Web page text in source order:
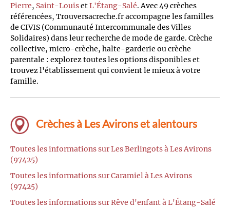
Pierre, Saint-LouisetL'Étang-Salé. Avec 49 crèches
référencées, Trouversacreche.fr accompagne les familles
de CIVIS (Communauté Intercommunale des Villes
Solidaires) dans leur recherche de mode de garde. Crèche
collective, micro-crèche, halte-garderie ou crèche
parentale : explorez toutes les options disponibles et
trouvez l'établissement qui convient le mieux à votre
famille.
Crèches à Les Avirons et alentours
Toutes les informations sur Les Berlingots à Les Avirons
(97425)
Toutes les informations sur Caramiel à Les Avirons
(97425)
Toutes les informations sur Rêve d'enfant à L'Étang-Salé